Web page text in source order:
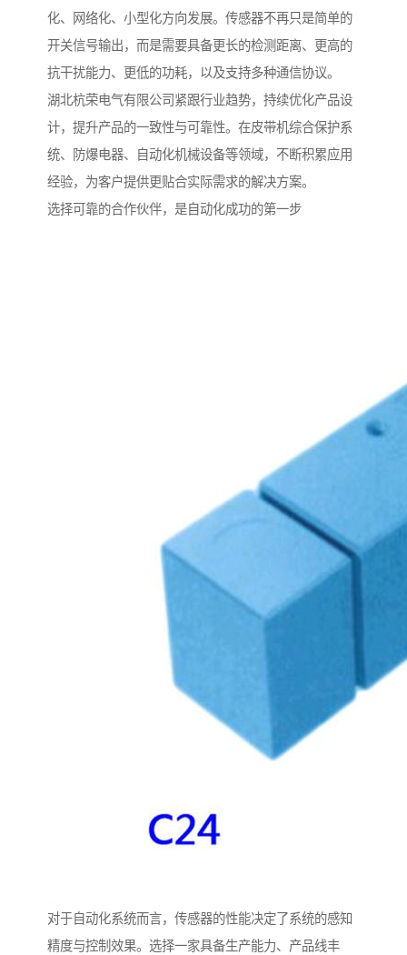
化、网络化、小型化方向发展。传感器不再只是简单的
开关信号输出，而是需要具备更长的检测距离、更高的
抗干扰能力、更低的功耗，以及支持多种通信协议。
湖北杭荣电气有限公司紧跟行业趋势，持续优化产品设
计，提升产品的一致性与可靠性。在皮带机综合保护系
统、防爆电器、自动化机械设备等领域，不断积累应用
经验，为客户提供更贴合实际需求的解决方案。
选择可靠的合作伙伴，是自动化成功的第一步
对于自动化系统而言，传感器的性能决定了系统的感知
精度与控制效果。选择一家具备生产能力、产品线丰